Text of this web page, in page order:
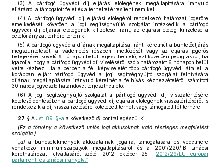
(3) A pártfogó ügyvédi díj eljárási előlegének megállapítására irányuló
eljárásról a támogatott felet és a terheltet értesíteni nem kell.
(4) A pártfogó ügyvédi díj eljárási előlegéről rendelkező határozat jogerőre
emelkedését követően a jogi segítségnyújtó szolgálat intézkedik a pártfogó
ügyvédi díj eljárási előlegének kifizetése iránt; az eljárási előleg kifizetése a
célelőirányzat terhére történik.
(5) A pártfogó ügyvéd a díjának megállapítása iránti kérelmét a büntetőeljárás
megszüntetését, a vádemelés részbeni mellőzését vagy az eljárás jogerős
befejezését követő 6 hónapon belül terjesztheti elő, ezt követően pedig akkor, ha
igazolja, hogy a pártfogó ügyvédi díj viseléséről szóló határozatot 6 hónapon belül
vette kézhez. Ha a perben a fél képviseletét több pártfogó ügyvéd látta el, a
korábban eljárt pártfogó ügyvéd a jogi segítségnyújtó szolgálat felhívására
díjának megállapítására irányuló kérelmét a felhívás kézhezvételétől számított
30 napos jogvesztő határidővel terjesztheti elő.
(6) A jogi segítségnyújtó szolgálat a pártfogó ügyvédi díj visszatérítésére
kötelező döntésében a pártfogó ügyvédi díj eljárási előlegének visszatérítéséről is
rendelkezik a díj visszafizetésére kötelezett terhelt vagy támogatott fél terhére.”
27. § A Jst. 89. §-a a következő d) ponttal egészül ki:
(Ez a törvény a következő uniós jogi aktusoknak való részleges megfelelést
szolgálja:)
d) a bűncselekmények áldozatainak jogaira, támogatására és védelmére
vonatkozó minimumszabályok megállapításáról és a 2001/220/IB tanácsi
kerethatározat felváltásáról szóló, 2012. október 25-i 2012/29/EU európai
parlamenti és tanácsi irányelv.”